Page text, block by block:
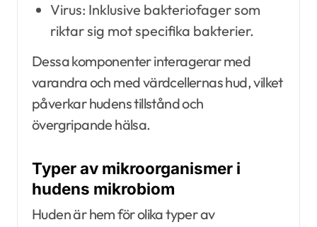
Virus: Inklusive bakteriofager som
riktar sig mot specifika bakterier.
Dessa komponenter interagerar med
varandra och med värdcellernas hud, vilket
påverkar hudens tillstånd och
övergripande hälsa.
Typer av mikroorganismer i
hudens mikrobiom
Huden är hem för olika typer av